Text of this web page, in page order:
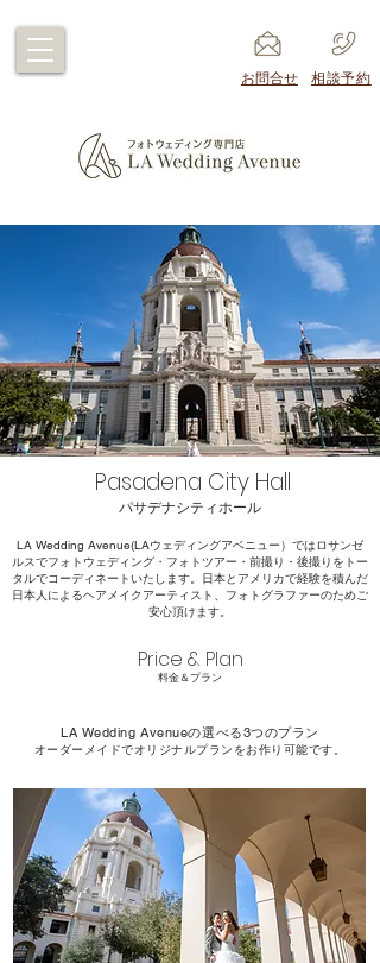
​お問合せ ​相談予約
Pasadena City Hall
​パサデナシティホール
LA Wedding Avenue(LAウェディングアベニュー）ではロサンゼ
ルスでフォトウェディング・フォトツアー・前撮り・後撮りをトー
タルでコーディネートいたします。日本とアメリカで経験を積んだ
日本人によるヘアメイクアーティスト、フォトグラファーのためご
安心頂けます。
Price & Plan
​料金＆プラン
LA Wedding Avenueの選べる3つのプラン
​オーダーメイドでオリジナルプランをお作り可能です。​